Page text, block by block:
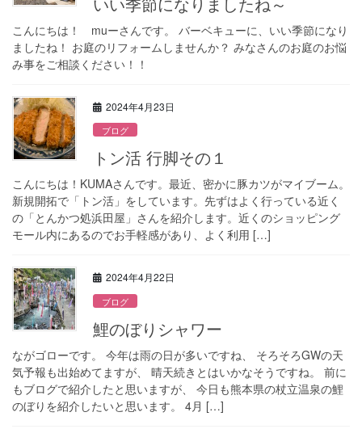
こんにちは！ muーさんです。 バーベキューに、いい季節になり
ましたね！ お庭のリフォームしませんか？ みなさんのお庭のお悩
み事をご相談ください！！
2024年4月23日
ブログ
トン活 行脚その１
こんにちは！KUMAさんです。最近、密かに豚カツがマイブーム。
新規開拓で「トン活」をしています。先ずはよく行っている近く
の「とんかつ処浜田屋」さんを紹介します。近くのショッピング
モール内にあるのでお手軽感があり、よく利用 […]
2024年4月22日
ブログ
鯉のぼりシャワー
ながゴローです。 今年は雨の日が多いですね、 そろそろGWの天
気予報も出始めてますが、 晴天続きとはいかなそうですね。 前に
もブログで紹介したと思いますが、 今日も熊本県の杖立温泉の鯉
のぼりを紹介したいと思います。 4月 […]